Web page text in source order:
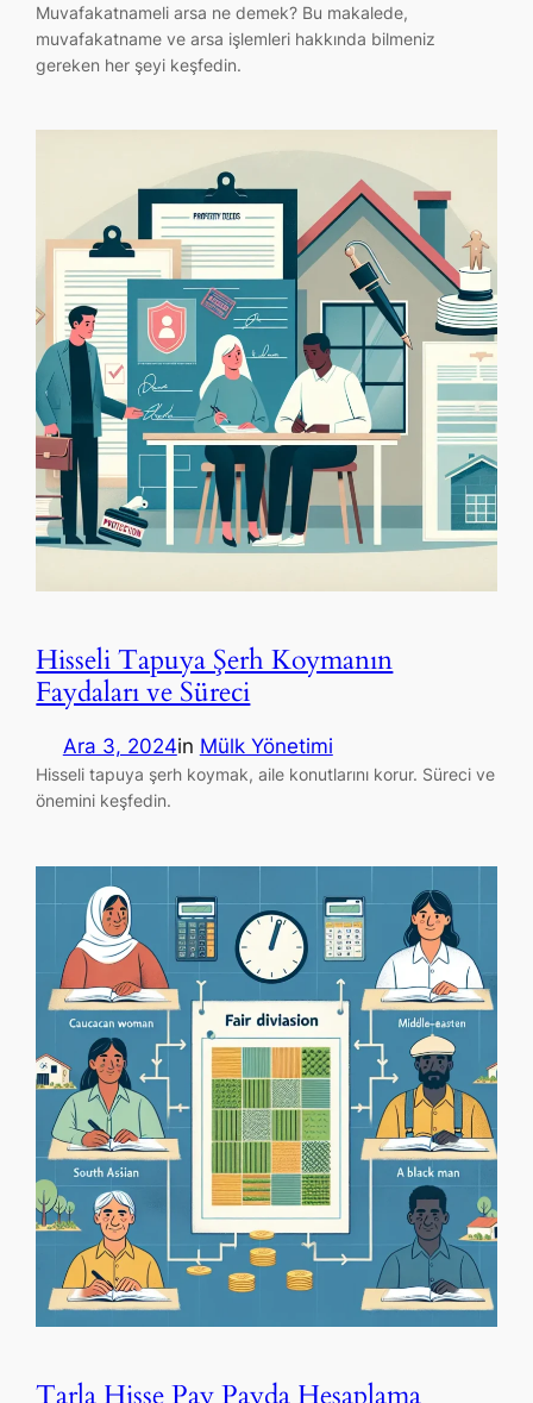
Muvafakatnameli arsa ne demek? Bu makalede,
muvafakatname ve arsa işlemleri hakkında bilmeniz
gereken her şeyi keşfedin.
Hisseli Tapuya Şerh Koymanın
Faydaları ve Süreci
Ara 3, 2024in Mülk Yönetimi
Hisseli tapuya şerh koymak, aile konutlarını korur. Süreci ve
önemini keşfedin.
Tarla Hisse Pay Payda Hesaplama